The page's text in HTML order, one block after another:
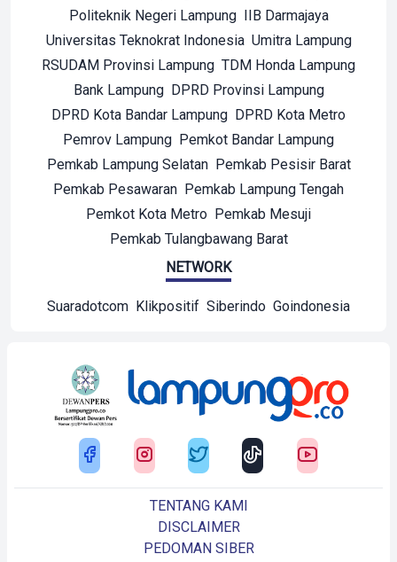
Politeknik Negeri Lampung IIB Darmajaya
Universitas Teknokrat Indonesia Umitra Lampung
RSUDAM Provinsi Lampung TDM Honda Lampung
Bank Lampung DPRD Provinsi Lampung
DPRD Kota Bandar Lampung DPRD Kota Metro
Pemrov Lampung Pemkot Bandar Lampung
Pemkab Lampung Selatan Pemkab Pesisir Barat
Pemkab Pesawaran Pemkab Lampung Tengah
Pemkot Kota Metro Pemkab Mesuji
Pemkab Tulangbawang Barat
NETWORK
Suaradotcom Klikpositif Siberindo Goindonesia
TENTANG KAMI
DISCLAIMER
PEDOMAN SIBER